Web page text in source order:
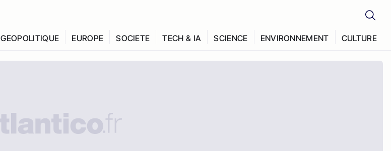
GEOPOLITIQUE EUROPE SOCIETE TECH & IA SCIENCE ENVIRONNEMENT CULTURE